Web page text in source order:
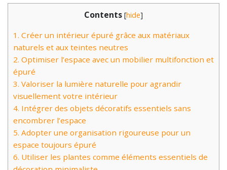
Contents [hide]
1. Créer un intérieur épuré grâce aux matériaux
naturels et aux teintes neutres
2. Optimiser l’espace avec un mobilier multifonction et
épuré
3. Valoriser la lumière naturelle pour agrandir
visuellement votre intérieur
4. Intégrer des objets décoratifs essentiels sans
encombrer l’espace
5. Adopter une organisation rigoureuse pour un
espace toujours épuré
6. Utiliser les plantes comme éléments essentiels de